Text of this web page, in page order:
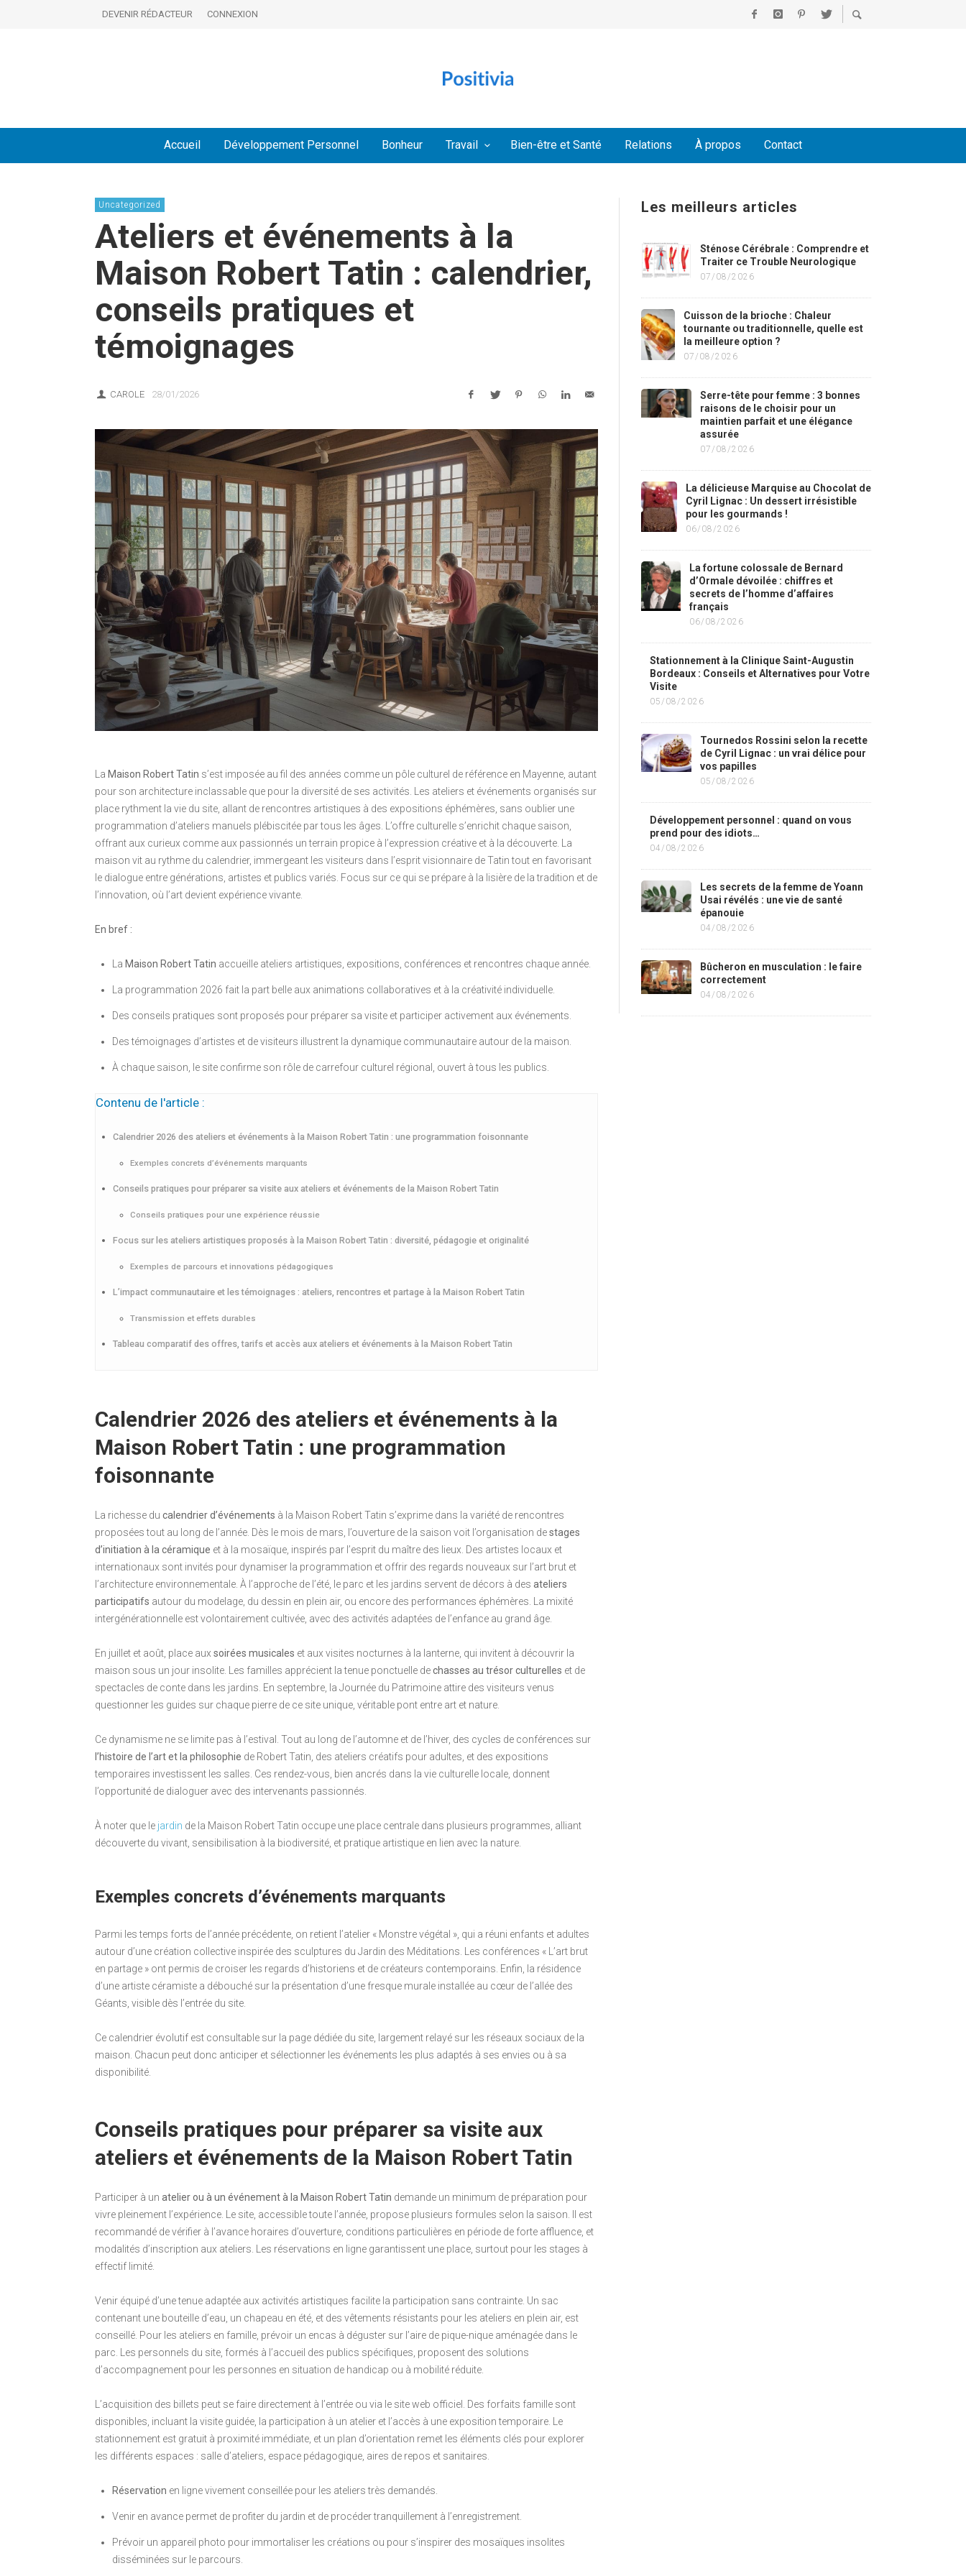
DEVENIR RÉDACTEUR CONNEXION
Accueil Développement Personnel Bonheur Travail Bien-être et Santé Relations À propos Contact
Uncategorized
Ateliers et événements à la
Maison Robert Tatin : calendrier,
conseils pratiques et
témoignages
CAROLE 28/01/2026
La Maison Robert Tatin s’est imposée au fil des années comme un pôle culturel de référence en Mayenne, autant
pour son architecture inclassable que pour la diversité de ses activités. Les ateliers et événements organisés sur
place rythment la vie du site, allant de rencontres artistiques à des expositions éphémères, sans oublier une
programmation d’ateliers manuels plébiscitée par tous les âges. L’offre culturelle s’enrichit chaque saison,
offrant aux curieux comme aux passionnés un terrain propice à l’expression créative et à la découverte. La
maison vit au rythme du calendrier, immergeant les visiteurs dans l’esprit visionnaire de Tatin tout en favorisant
le dialogue entre générations, artistes et publics variés. Focus sur ce qui se prépare à la lisière de la tradition et de
l’innovation, où l’art devient expérience vivante.
En bref :
La Maison Robert Tatin accueille ateliers artistiques, expositions, conférences et rencontres chaque année.
La programmation 2026 fait la part belle aux animations collaboratives et à la créativité individuelle.
Des conseils pratiques sont proposés pour préparer sa visite et participer activement aux événements.
Des témoignages d’artistes et de visiteurs illustrent la dynamique communautaire autour de la maison.
À chaque saison, le site confirme son rôle de carrefour culturel régional, ouvert à tous les publics.
Contenu de l'article :
Calendrier 2026 des ateliers et événements à la Maison Robert Tatin : une programmation foisonnante
Exemples concrets d’événements marquants
Conseils pratiques pour préparer sa visite aux ateliers et événements de la Maison Robert Tatin
Conseils pratiques pour une expérience réussie
Focus sur les ateliers artistiques proposés à la Maison Robert Tatin : diversité, pédagogie et originalité
Exemples de parcours et innovations pédagogiques
L’impact communautaire et les témoignages : ateliers, rencontres et partage à la Maison Robert Tatin
Transmission et effets durables
Tableau comparatif des offres, tarifs et accès aux ateliers et événements à la Maison Robert Tatin
Calendrier 2026 des ateliers et événements à la
Maison Robert Tatin : une programmation
foisonnante
La richesse du calendrier d’événements à la Maison Robert Tatin s’exprime dans la variété de rencontres
proposées tout au long de l’année. Dès le mois de mars, l’ouverture de la saison voit l’organisation destages
d’initiation à la céramique et à la mosaïque, inspirés par l’esprit du maître des lieux. Des artistes locaux et
internationaux sont invités pour dynamiser la programmation et offrir des regards nouveaux sur l’art brut et
l’architecture environnementale. À l’approche de l’été, le parc et les jardins servent de décors à des ateliers
participatifs autour du modelage, du dessin en plein air, ou encore des performances éphémères. La mixité
intergénérationnelle est volontairement cultivée, avec des activités adaptées de l’enfance au grand âge.
En juillet et août, place aux soirées musicales et aux visites nocturnes à la lanterne, qui invitent à découvrir la
maison sous un jour insolite. Les familles apprécient la tenue ponctuelle dechasses au trésor culturelles et de
spectacles de conte dans les jardins. En septembre, la Journée du Patrimoine attire des visiteurs venus
questionner les guides sur chaque pierre de ce site unique, véritable pont entre art et nature.
Ce dynamisme ne se limite pas à l’estival. Tout au long de l’automne et de l’hiver, des cycles de conférences sur
l’histoire de l’art et la philosophie de Robert Tatin, des ateliers créatifs pour adultes, et des expositions
temporaires investissent les salles. Ces rendez-vous, bien ancrés dans la vie culturelle locale, donnent
l’opportunité de dialoguer avec des intervenants passionnés.
À noter que le jardin de la Maison Robert Tatin occupe une place centrale dans plusieurs programmes, alliant
découverte du vivant, sensibilisation à la biodiversité, et pratique artistique en lien avec la nature.
Exemples concrets d’événements marquants
Parmi les temps forts de l’année précédente, on retient l’atelier « Monstre végétal », qui a réuni enfants et adultes
autour d’une création collective inspirée des sculptures du Jardin des Méditations. Les conférences « L’art brut
en partage » ont permis de croiser les regards d’historiens et de créateurs contemporains. Enfin, la résidence
d’une artiste céramiste a débouché sur la présentation d’une fresque murale installée au cœur de l’allée des
Géants, visible dès l’entrée du site.
Ce calendrier évolutif est consultable sur la page dédiée du site, largement relayé sur les réseaux sociaux de la
maison. Chacun peut donc anticiper et sélectionner les événements les plus adaptés à ses envies ou à sa
disponibilité.
Conseils pratiques pour préparer sa visite aux
ateliers et événements de la Maison Robert Tatin
Participer à un atelier ou à un événement à la Maison Robert Tatin demande un minimum de préparation pour
vivre pleinement l’expérience. Le site, accessible toute l’année, propose plusieurs formules selon la saison. Il est
recommandé de vérifier à l’avance horaires d’ouverture, conditions particulières en période de forte affluence, et
modalités d’inscription aux ateliers. Les réservations en ligne garantissent une place, surtout pour les stages à
effectif limité.
Venir équipé d’une tenue adaptée aux activités artistiques facilite la participation sans contrainte. Un sac
contenant une bouteille d’eau, un chapeau en été, et des vêtements résistants pour les ateliers en plein air, est
conseillé. Pour les ateliers en famille, prévoir un encas à déguster sur l’aire de pique-nique aménagée dans le
parc. Les personnels du site, formés à l’accueil des publics spécifiques, proposent des solutions
d’accompagnement pour les personnes en situation de handicap ou à mobilité réduite.
L’acquisition des billets peut se faire directement à l’entrée ou via le site web officiel. Des forfaits famille sont
disponibles, incluant la visite guidée, la participation à un atelier et l’accès à une exposition temporaire. Le
stationnement est gratuit à proximité immédiate, et un plan d’orientation remet les éléments clés pour explorer
les différents espaces : salle d’ateliers, espace pédagogique, aires de repos et sanitaires.
Réservation en ligne vivement conseillée pour les ateliers très demandés.
Venir en avance permet de profiter du jardin et de procéder tranquillement à l’enregistrement.
Prévoir un appareil photo pour immortaliser les créations ou pour s’inspirer des mosaïques insolites
disséminées sur le parcours.
Les meilleurs articles
Sténose Cérébrale : Comprendre et
Traiter ce Trouble Neurologique
07/08/2026
Cuisson de la brioche : Chaleur
tournante ou traditionnelle, quelle est
la meilleure option ?
07/08/2026
Serre-tête pour femme : 3 bonnes
raisons de le choisir pour un
maintien parfait et une élégance
assurée
07/08/2026
La délicieuse Marquise au Chocolat de
Cyril Lignac : Un dessert irrésistible
pour les gourmands !
06/08/2026
La fortune colossale de Bernard
d’Ormale dévoilée : chiffres et
secrets de l’homme d’affaires
français
06/08/2026
Stationnement à la Clinique Saint-Augustin
Bordeaux : Conseils et Alternatives pour Votre
Visite
05/08/2026
Tournedos Rossini selon la recette
de Cyril Lignac : un vrai délice pour
vos papilles
05/08/2026
Développement personnel : quand on vous
prend pour des idiots…
04/08/2026
Les secrets de la femme de Yoann
Usai révélés : une vie de santé
épanouie
04/08/2026
Bûcheron en musculation : le faire
correctement
04/08/2026